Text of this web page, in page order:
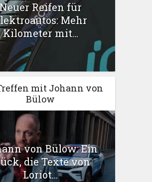
Reifen für
Mehr
Kilometer mit...
mit Johann von
Bülow
von Bülow: Ein
die Texte von
Loriot...